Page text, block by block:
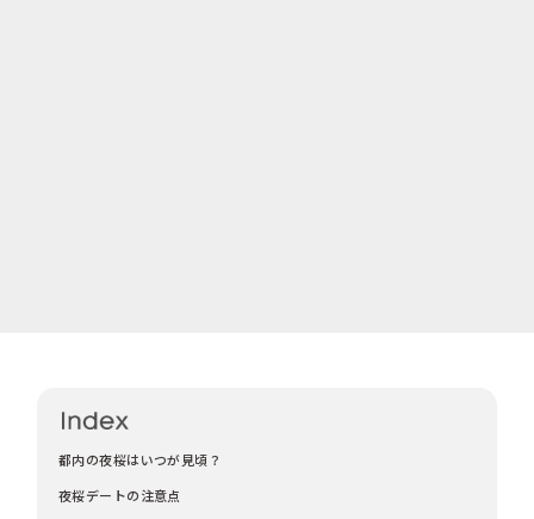
都内の夜桜はいつが見頃？
夜桜デートの注意点